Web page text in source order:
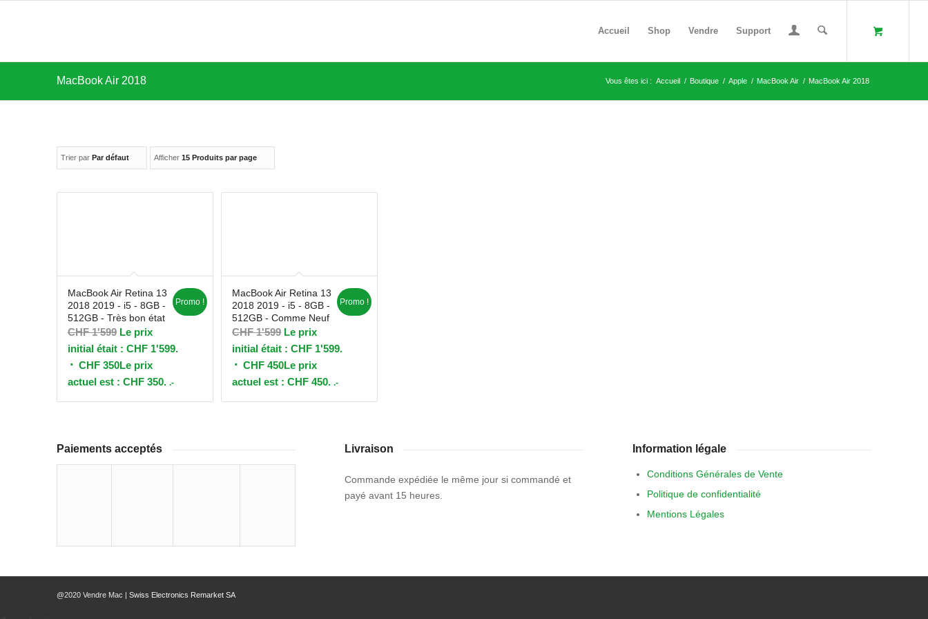
Accueil Shop Vendre Support
MacBook Air 2018 Vous êtes ici : Accueil / Boutique / Apple / MacBook Air / MacBook Air 2018
Trier par Par défaut Afficher 15 Produits par page
MacBook Air Retina 13
2018 2019 - i5 - 8GB -
512GB - Très bon état
CHF1'599 Le prix
initial était : CHF 1'599.
CHF 350Le prix
actuel est : CHF 350. .-
Promo !
MacBook Air Retina 13
2018 2019 - i5 - 8GB -
512GB - Comme Neuf
CHF1'599 Le prix
initial était : CHF 1'599.
CHF 450Le prix
actuel est : CHF 450. .-
Promo !
Paiements acceptés Livraison
Commande expédiée le même jour si commandé et
payé avant 15 heures.
Information légale
Conditions Générales de Vente
Politique de confidentialité
Mentions Légales
@2020 Vendre Mac | Swiss Electronics Remarket SA